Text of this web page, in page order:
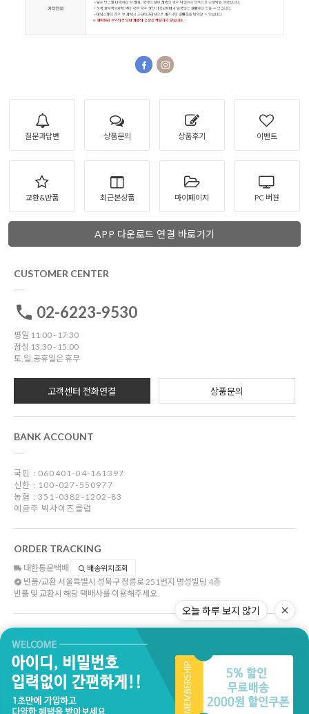
질문과답변 상품문의 상품후기 이벤트
교환&반품 최근본상품 마이페이지 PC 버젼
APP 다운로드 연결 바로가기
CUSTOMER CENTER
02-6223-9530
평일 11:00 - 17:30
점심 13:30 - 15:00
토,일,공휴일은 휴무
고객센터 전화연결 상품문의
BANK ACCOUNT
국민 : 060401-04-161397
신한 : 100-027-550977
농협 : 351-0382-1202-83
예금주 빅사이즈클럽
ORDER TRACKING
대한통운택배 배송위치조회
반품/교환서울특별시 성북구 정릉로 251번지 명성빌딩 4층
반품 및 교환시 해당 택배사를 이용해주세요.
상호명
주)빅사이즈클럽
대표이사
박지순
대표전화
02-6223-9530
FAX
070-8677-3107
오늘 하루 보지 않기